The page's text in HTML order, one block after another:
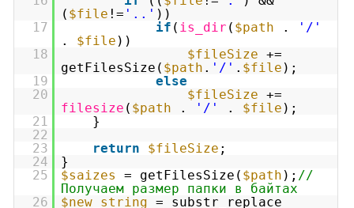
( $file != '..' ))
17
if ( is_dir ( $path .
'/'
. $file ))
18
$fileSize +=
getFilesSize( $path . '/' . $file );
19
else
20
$fileSize +=
filesize ( $path . '/' . $file );
21
}
22
23
return $fileSize ;
24
}
25
$saizes = getFilesSize( $path ); //
Получаем размер папки в байтах
26
$new_string = substr_replace